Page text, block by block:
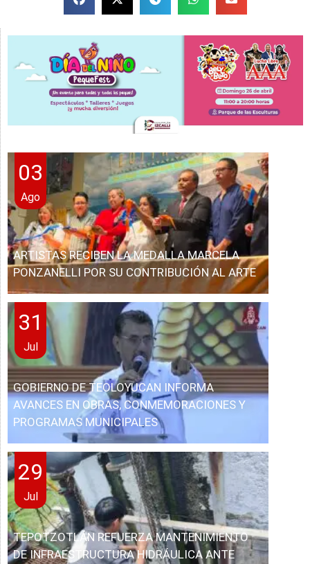
03
Ago
ARTISTAS RECIBEN LA MEDALLA MARCELA
PONZANELLI POR SU CONTRIBUCIÓN AL ARTE
31
Jul
GOBIERNO DE TEOLOYUCAN INFORMA
AVANCES EN OBRAS, CONMEMORACIONES Y
PROGRAMAS MUNICIPALES
29
Jul
TEPOTZOTLÁN REFUERZA MANTENIMIENTO
DE INFRAESTRUCTURA HIDRÁULICA ANTE